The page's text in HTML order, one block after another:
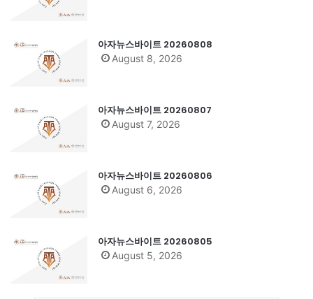
아자뉴스바이트 20260808
August 8, 2026
아자뉴스바이트 20260807
August 7, 2026
아자뉴스바이트 20260806
August 6, 2026
아자뉴스바이트 20260805
August 5, 2026